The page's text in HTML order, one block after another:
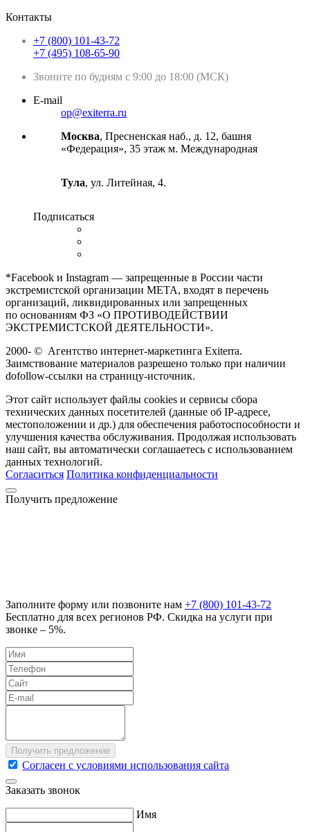
Контакты
+7 (800) 101-43-72
+7 (495) 108-65-90
Звоните по будням с 9:00 до 18:00 (МСК)
E-mail
op@exiterra.ru
Москва, Пресненская наб., д. 12, башня
«Федерация», 35 этаж м. Международная
Тула, ул. Литейная, 4.
Подписаться
*Facebook и Instagram — запрещенные в России части
экстремистской организации META, входят в перечень
организаций, ликвидированных или запрещенных
по основаниям ФЗ «О ПРОТИВОДЕЙСТВИИ
ЭКСТРЕМИСТСКОЙ ДЕЯТЕЛЬНОСТИ».
2000- © Агентство интернет-маркетинга Exiterra.
Заимствование материалов разрешено только при наличии
dofollow-ссылки на страницу-источник.
Этот сайт использует файлы cookies и сервисы сбора
технических данных посетителей (данные об IP-адресе,
местоположении и др.) для обеспечения работоспособности и
улучшения качества обслуживания. Продолжая использовать
наш сайт, вы автоматически соглашаетесь с использованием
данных технологий.
Согласиться Политика конфиденциальности
Получить предложение
Заполните форму или позвоните нам +7 (800) 101-43-72
Бесплатно для всех регионов РФ. Скидка на услуги при
звонке – 5%.
Согласен с условиями использования сайта
Заказать звонок
Имя